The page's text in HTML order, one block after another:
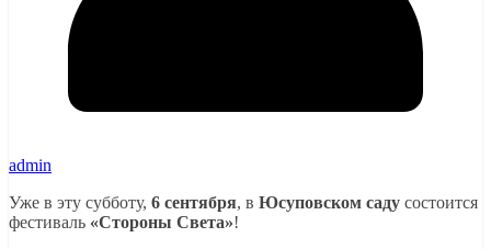
admin
Уже в эту субботу, 6 сентября, в Юсуповском саду состоится
фестиваль «Стороны Света»!